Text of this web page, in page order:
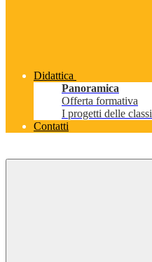
Didattica
Panoramica
Offerta formativa
I progetti delle classi
Contatti